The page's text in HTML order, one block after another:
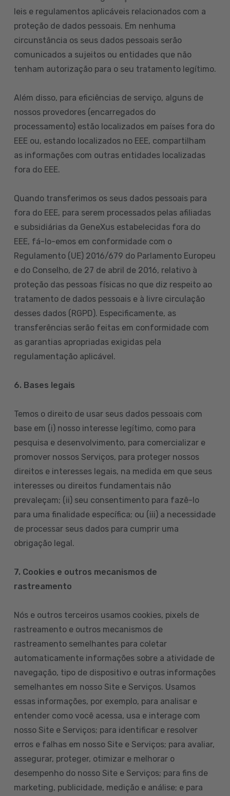
leis e regulamentos aplicáveis relacionados com a
proteção de dados pessoais. Em nenhuma
circunstância os seus dados pessoais serão
comunicados a sujeitos ou entidades que não
tenham autorização para o seu tratamento legítimo.
Além disso, para eficiências de serviço, alguns de
nossos provedores (encarregados do
processamento) estão localizados em países fora do
EEE ou, estando localizados no EEE, compartilham
as informações com outras entidades localizadas
fora do EEE.
Quando transferimos os seus dados pessoais para
fora do EEE, para serem processados pelas afiliadas
e subsidiárias da GeneXus estabelecidas fora do
EEE, fá-lo-emos em conformidade com o
Regulamento (UE) 2016/679 do Parlamento Europeu
e do Conselho, de 27 de abril de 2016, relativo à
proteção das pessoas físicas no que diz respeito ao
tratamento de dados pessoais e à livre circulação
desses dados (RGPD). Especificamente, as
transferências serão feitas em conformidade com
as garantias apropriadas exigidas pela
regulamentação aplicável.
6. Bases legais
Temos o direito de usar seus dados pessoais com
base em (i) nosso interesse legítimo, como para
pesquisa e desenvolvimento, para comercializar e
promover nossos Serviços, para proteger nossos
direitos e interesses legais, na medida em que seus
interesses ou direitos fundamentais não
prevaleçam; (ii) seu consentimento para fazê-lo
para uma finalidade específica; ou (iii) a necessidade
de processar seus dados para cumprir uma
obrigação legal.
7. Cookies e outros mecanismos de
rastreamento
Nós e outros terceiros usamos cookies, pixels de
rastreamento e outros mecanismos de
rastreamento semelhantes para coletar
automaticamente informações sobre a atividade de
navegação, tipo de dispositivo e outras informações
semelhantes em nosso Site e Serviços. Usamos
essas informações, por exemplo, para analisar e
entender como você acessa, usa e interage com
nosso Site e Serviços; para identificar e resolver
erros e falhas em nosso Site e Serviços; para avaliar,
assegurar, proteger, otimizar e melhorar o
desempenho do nosso Site e Serviços; para fins de
marketing, publicidade, medição e análise; e para